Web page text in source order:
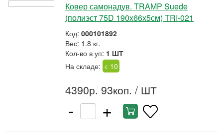
Ковер самонадув. TRAMP Suede
(полиэст 75D 190х66х5см) TRI-021
Код: 000101892
Вес: 1.8 кг.
Кол-во в уп: 1 ШТ
На складе: < 10
4390р. 93коп. / ШТ
- +